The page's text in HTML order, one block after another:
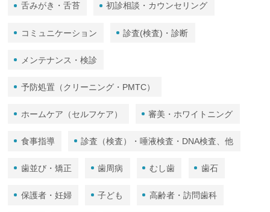
舌みがき・舌苔 初診相談・カウンセリング
コミュニケーション 診査(検査)・診断
メンテナンス・検診
予防処置（クリーニング・PMTC）
ホームケア（セルフケア） 審美・ホワイトニング
食事指導 診査（検査）・唾液検査・DNA検査、他
歯並び・矯正 歯周病 むし歯 歯石
保護者・妊婦 子ども 高齢者・訪問歯科